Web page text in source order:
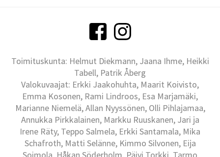
Toimituskunta: Helmut Diekmann, Jaana Ihme, Heikki
Tabell, Patrik Åberg
Valokuvaajat: Erkki Jaakohuhta, Maarit Koivisto,
Emma Kosonen, Rami Lindroos, Esa Marjamäki,
Marianne Niemelä, Allan Nyyssönen, Olli Pihlajamaa,
Annukka Pirkkalainen, Markku Ruuskanen, Jari ja
Irene Räty, Teppo Salmela, Erkki Santamala, Mika
Schafroth, Matti Selänne, Kimmo Silvonen, Eija